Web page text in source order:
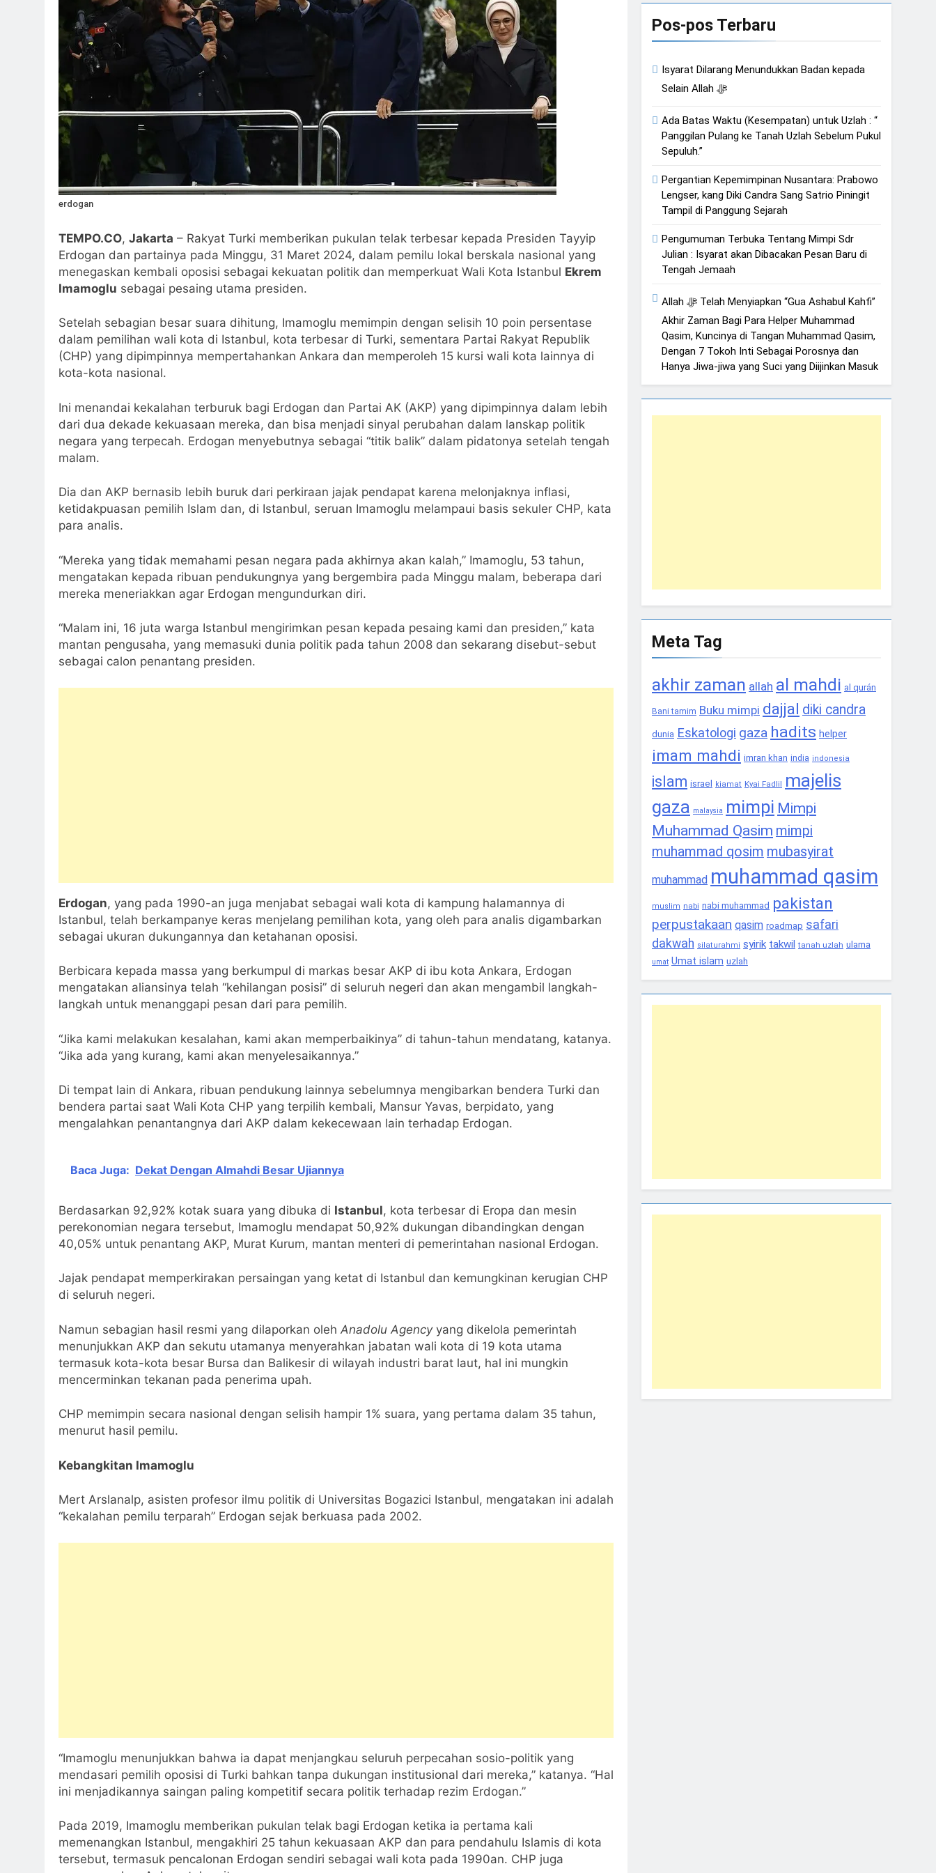
Ketika Istikharah Dijawab Lewat Wajah (kang Diki) : Isyarat Petunjuk Melalui Jalan Hati
3 Hari Ago
Cahaya dari Timur: Isyarat Kebangkitan Islam Dimulai dari Arah Timur
4 Hari Ago
4 Hari Ago
erdogan
TEMPO.CO, Jakarta – Rakyat Turki memberikan pukulan telak terbesar kepada Presiden Tayyip
Erdogan dan partainya pada Minggu, 31 Maret 2024, dalam pemilu lokal berskala nasional yang
menegaskan kembali oposisi sebagai kekuatan politik dan memperkuat Wali Kota Istanbul Ekrem
Imamoglu sebagai pesaing utama presiden.
Setelah sebagian besar suara dihitung, Imamoglu memimpin dengan selisih 10 poin persentase
dalam pemilihan wali kota di Istanbul, kota terbesar di Turki, sementara Partai Rakyat Republik
(CHP) yang dipimpinnya mempertahankan Ankara dan memperoleh 15 kursi wali kota lainnya di
kota-kota nasional.
Ini menandai kekalahan terburuk bagi Erdogan dan Partai AK (AKP) yang dipimpinnya dalam lebih
dari dua dekade kekuasaan mereka, dan bisa menjadi sinyal perubahan dalam lanskap politik
negara yang terpecah. Erdogan menyebutnya sebagai “titik balik” dalam pidatonya setelah tengah
malam.
Dia dan AKP bernasib lebih buruk dari perkiraan jajak pendapat karena melonjaknya inflasi,
ketidakpuasan pemilih Islam dan, di Istanbul, seruan Imamoglu melampaui basis sekuler CHP, kata
para analis.
“Mereka yang tidak memahami pesan negara pada akhirnya akan kalah,” Imamoglu, 53 tahun,
mengatakan kepada ribuan pendukungnya yang bergembira pada Minggu malam, beberapa dari
mereka meneriakkan agar Erdogan mengundurkan diri.
“Malam ini, 16 juta warga Istanbul mengirimkan pesan kepada pesaing kami dan presiden,” kata
mantan pengusaha, yang memasuki dunia politik pada tahun 2008 dan sekarang disebut-sebut
sebagai calon penantang presiden.
Erdogan, yang pada 1990-an juga menjabat sebagai wali kota di kampung halamannya di
Istanbul, telah berkampanye keras menjelang pemilihan kota, yang oleh para analis digambarkan
sebagai ukuran dukungannya dan ketahanan oposisi.
Berbicara kepada massa yang berkumpul di markas besar AKP di ibu kota Ankara, Erdogan
mengatakan aliansinya telah “kehilangan posisi” di seluruh negeri dan akan mengambil langkah-
langkah untuk menanggapi pesan dari para pemilih.
“Jika kami melakukan kesalahan, kami akan memperbaikinya” di tahun-tahun mendatang, katanya.
“Jika ada yang kurang, kami akan menyelesaikannya.”
Di tempat lain di Ankara, ribuan pendukung lainnya sebelumnya mengibarkan bendera Turki dan
bendera partai saat Wali Kota CHP yang terpilih kembali, Mansur Yavas, berpidato, yang
mengalahkan penantangnya dari AKP dalam kekecewaan lain terhadap Erdogan.
Baca Juga: Dekat Dengan Almahdi Besar Ujiannya
Berdasarkan 92,92% kotak suara yang dibuka di Istanbul, kota terbesar di Eropa dan mesin
perekonomian negara tersebut, Imamoglu mendapat 50,92% dukungan dibandingkan dengan
40,05% untuk penantang AKP, Murat Kurum, mantan menteri di pemerintahan nasional Erdogan.
Jajak pendapat memperkirakan persaingan yang ketat di Istanbul dan kemungkinan kerugian CHP
di seluruh negeri.
Namun sebagian hasil resmi yang dilaporkan oleh Anadolu Agencyyang dikelola pemerintah
menunjukkan AKP dan sekutu utamanya menyerahkan jabatan wali kota di 19 kota utama
termasuk kota-kota besar Bursa dan Balikesir di wilayah industri barat laut, hal ini mungkin
mencerminkan tekanan pada penerima upah.
CHP memimpin secara nasional dengan selisih hampir 1% suara, yang pertama dalam 35 tahun,
menurut hasil pemilu.
Kebangkitan Imamoglu
Mert Arslanalp, asisten profesor ilmu politik di Universitas Bogazici Istanbul, mengatakan ini adalah
“kekalahan pemilu terparah” Erdogan sejak berkuasa pada 2002.
“Imamoglu menunjukkan bahwa ia dapat menjangkau seluruh perpecahan sosio-politik yang
mendasari pemilih oposisi di Turki bahkan tanpa dukungan institusional dari mereka,” katanya. “Hal
ini menjadikannya saingan paling kompetitif secara politik terhadap rezim Erdogan.”
Pada 2019, Imamoglu memberikan pukulan telak bagi Erdogan ketika ia pertama kali
memenangkan Istanbul, mengakhiri 25 tahun kekuasaan AKP dan para pendahulu Islamis di kota
tersebut, termasuk pencalonan Erdogan sendiri sebagai wali kota pada 1990an. CHP juga
Pos-pos Terbaru
Isyarat Dilarang Menundukkan Badan kepada
Selain Allah ﷻ
Ada Batas Waktu (Kesempatan) untuk Uzlah : “
Panggilan Pulang ke Tanah Uzlah Sebelum Pukul
Sepuluh.”
Pergantian Kepemimpinan Nusantara: Prabowo
Lengser, kang Diki Candra Sang Satrio Piningit
Tampil di Panggung Sejarah
Pengumuman Terbuka Tentang Mimpi Sdr
Julian : Isyarat akan Dibacakan Pesan Baru di
Tengah Jemaah
Allah ﷻ Telah Menyiapkan “Gua Ashabul Kahfi”
Akhir Zaman Bagi Para Helper Muhammad
Qasim, Kuncinya di Tangan Muhammad Qasim,
Dengan 7 Tokoh Inti Sebagai Porosnya dan
Hanya Jiwa-jiwa yang Suci yang Diijinkan Masuk
Meta Tag
akhir zaman allah al mahdi al qurán
Bani tamim Buku mimpi dajjal diki candra
dunia Eskatologi gaza hadits helper
imam mahdi imran khan india indonesia
islam israel kiamat Kyai Fadlil majelis
gaza malaysia mimpi Mimpi
Muhammad Qasim mimpi
muhammad qosim mubasyirat
muhammad muhammad qasim
muslim nabi nabi muhammad pakistan
perpustakaan qasim roadmap safari
dakwah silaturahmi syirik takwil tanah uzlah ulama
umat Umat islam uzlah